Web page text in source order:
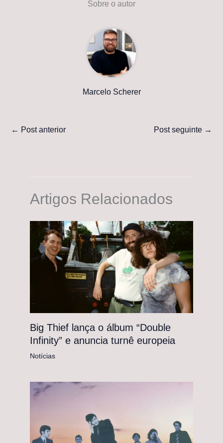
Sobre o autor
Marcelo Scherer
← Post anterior Post seguinte →
Artigos Relacionados
Big Thief lança o álbum “Double
Infinity” e anuncia turnê europeia
Notícias